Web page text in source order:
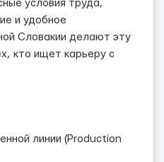
условия труда,
и удобное
Словакии делают эту
кто ищет карьеру с
линии (Production